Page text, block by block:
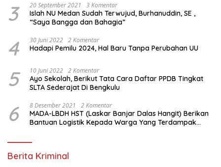
3 20 September 2021 3 Komentar
Islah NU Medan Sudah Terwujud, Burhanuddin, SE ,
“Saya Bangga dan Bahagia”
4 30 Juni 2022 2 Komentar
Hadapi Pemilu 2024, Hal Baru Tanpa Perubahan UU
5 10 Juni 2022 2 Komentar
Ayo Sekolah, Berikut Tata Cara Daftar PPDB Tingkat
SLTA Sederajat Di Bengkulu
6 8 Desember 2021 2 Komentar
MADA-LBDH HST (Laskar Banjar Dalas Hangit) Berikan
Bantuan Logistik Kepada Warga Yang Terdampak
Berita Kriminal